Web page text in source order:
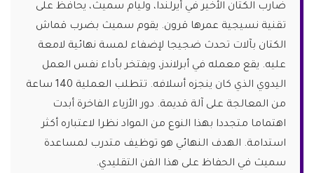
ضارب الكتان الأخير في أيرلندا، وليام سميث، يحافظ على
تقنية نسيجية عمرها قرون. يقوم سميث بضرب قماش
الكتان بآلات تحدث ضجيجا لإضفاء لمسة نهائية لامعة
عليه. يقع معمله في أبرلاندز، ويفتخر بأداء نفس العمل
اليدوي الذي كان ينجزه أسلافه. تتطلب العملية 140 ساعة
من المعالجة على آلة قديمة. دور الأزياء الفاخرة أبدت
اهتماما متجددا بهذا النوع من المواد نظرا لاعتباره أكثر
استدامة. الهدف النهائي هو توظيف متدرب لمساعدة
سميث في الحفاظ على هذا الفن التقليدي.